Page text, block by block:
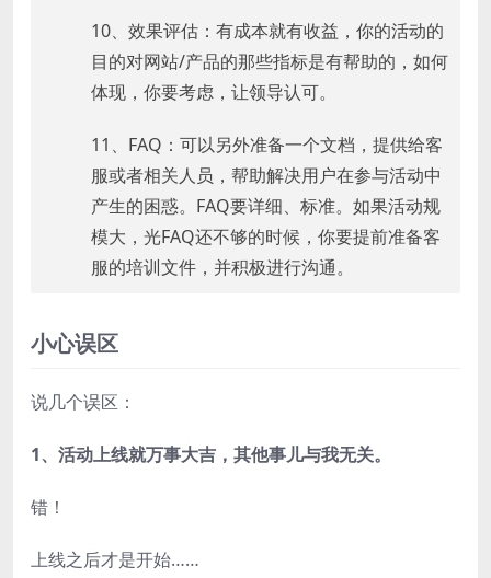
10、效果评估：有成本就有收益，你的活动的
目的对网站/产品的那些指标是有帮助的，如何
体现，你要考虑，让领导认可。
11、FAQ：可以另外准备一个文档，提供给客
服或者相关人员，帮助解决用户在参与活动中
产生的困惑。FAQ要详细、标准。如果活动规
模大，光FAQ还不够的时候，你要提前准备客
服的培训文件，并积极进行沟通。
小心误区
说几个误区：
1、活动上线就万事大吉，其他事儿与我无关。
错！
上线之后才是开始……